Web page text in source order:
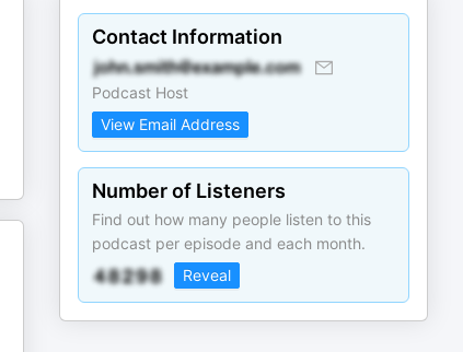
Contact Information
Podcast Host
View Email Address
Number of Listeners
Find out how many people listen to this
podcast per episode and each month.
Reveal